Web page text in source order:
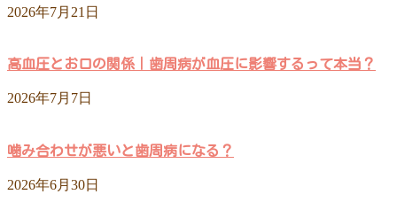
2026年7月21日
高血圧とお口の関係｜歯周病が血圧に影響するって本当？
2026年7月7日
噛み合わせが悪いと歯周病になる？
2026年6月30日